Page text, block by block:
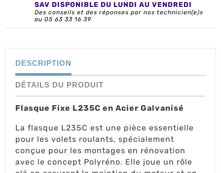
SAV DISPONIBLE DU LUNDI AU VENDREDI
Des conseils et des réponses par nos technicien(e)s
au 05 63 33 16 39
DESCRIPTION
DÉTAILS DU PRODUIT
Flasque Fixe L235C en Acier Galvanisé
La flasque L235C est une pièce essentielle
pour les volets roulants, spécialement
conçue pour les montages en rénovation
avec le concept Polyréno. Elle joue un rôle